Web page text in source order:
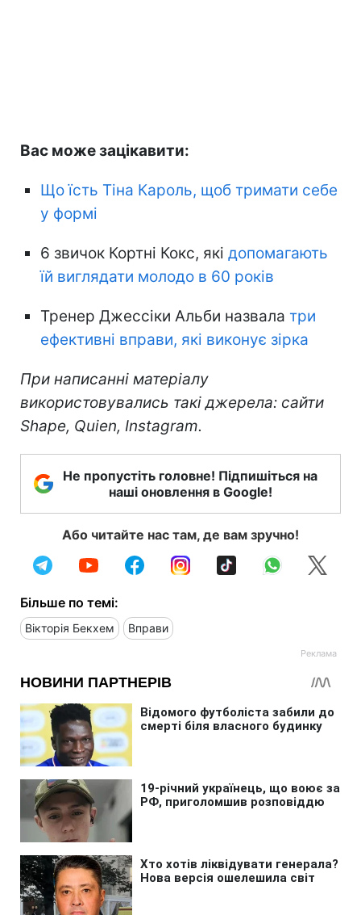
Вас може зацікавити:
Що їсть Тіна Кароль, щоб тримати себе
у формі
6 звичок Кортні Кокс, які допомагають
їй виглядати молодо в 60 років
Тренер Джессіки Альби назвала три
ефективні вправи, які виконує зірка
При написанні матеріалу
використовувались такі джерела: сайти
Shape, Quien, Instagram.
Не пропустіть головне! Підпишіться на
наші оновлення в Google!
Або читайте нас там, де вам зручно!
Більше по темі:
Вікторія Бекхем Вправи